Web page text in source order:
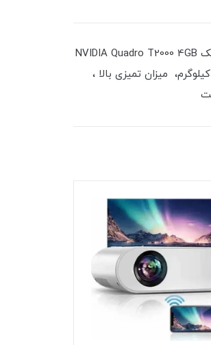
لپ‌تاپ HP ZBook 15 G6 یه ورک‌استیشن استوک و خفنه که با پردازنده Intel Core i5-9000نسل 9، رم 16 گیگابایت DDR4، حافظه 512GB SSD، گرافیک NVIDIA Quadro T2000 4GB
و نمایشگر 15.6 اینچی FHD IPS برای کاربری‌های حرفه‌ای مثل رندرینگ، طراحی گرافیک، مهندسی و انیمیشن‌سازی ساخته شده. رنگ نقره‌ای، وزن 2.6 کیلوگرم، میزان تمیزی بالا ،